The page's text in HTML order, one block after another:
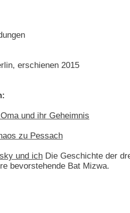
erschienen 2015
und ihr Geheimnis
zu Pessach
und ich Die Geschichte der
bevorstehende Bat Mizwa.